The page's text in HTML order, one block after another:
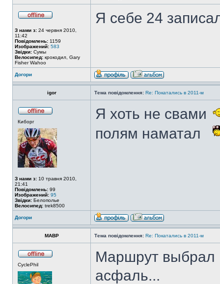
З нами з: 24 червня 2010,
11:42
Повідомлень: 1159
Изображений: 583
Звідки: Сумы
Велосипед: крокодил, Gary
Fisher Wahoo
Я себе 24
Догори
igor Тема повідомлення: Re: Покатались в 2011-м
Киборг
З нами з: 10 травня 2010,
21:41
Повідомлень: 99
Изображений: 95
Звідки: Белополье
Велосипед: trek8500
Я хоть не свами
полям наматал
Догори
MABP Тема повідомлення: Re: Покатались в 2011-м
CyclePhil
Маршрут выбрал
асфаль...